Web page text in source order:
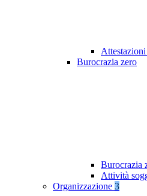
Burocrazia zero
Burocrazia
Attività
Organizzazione 3